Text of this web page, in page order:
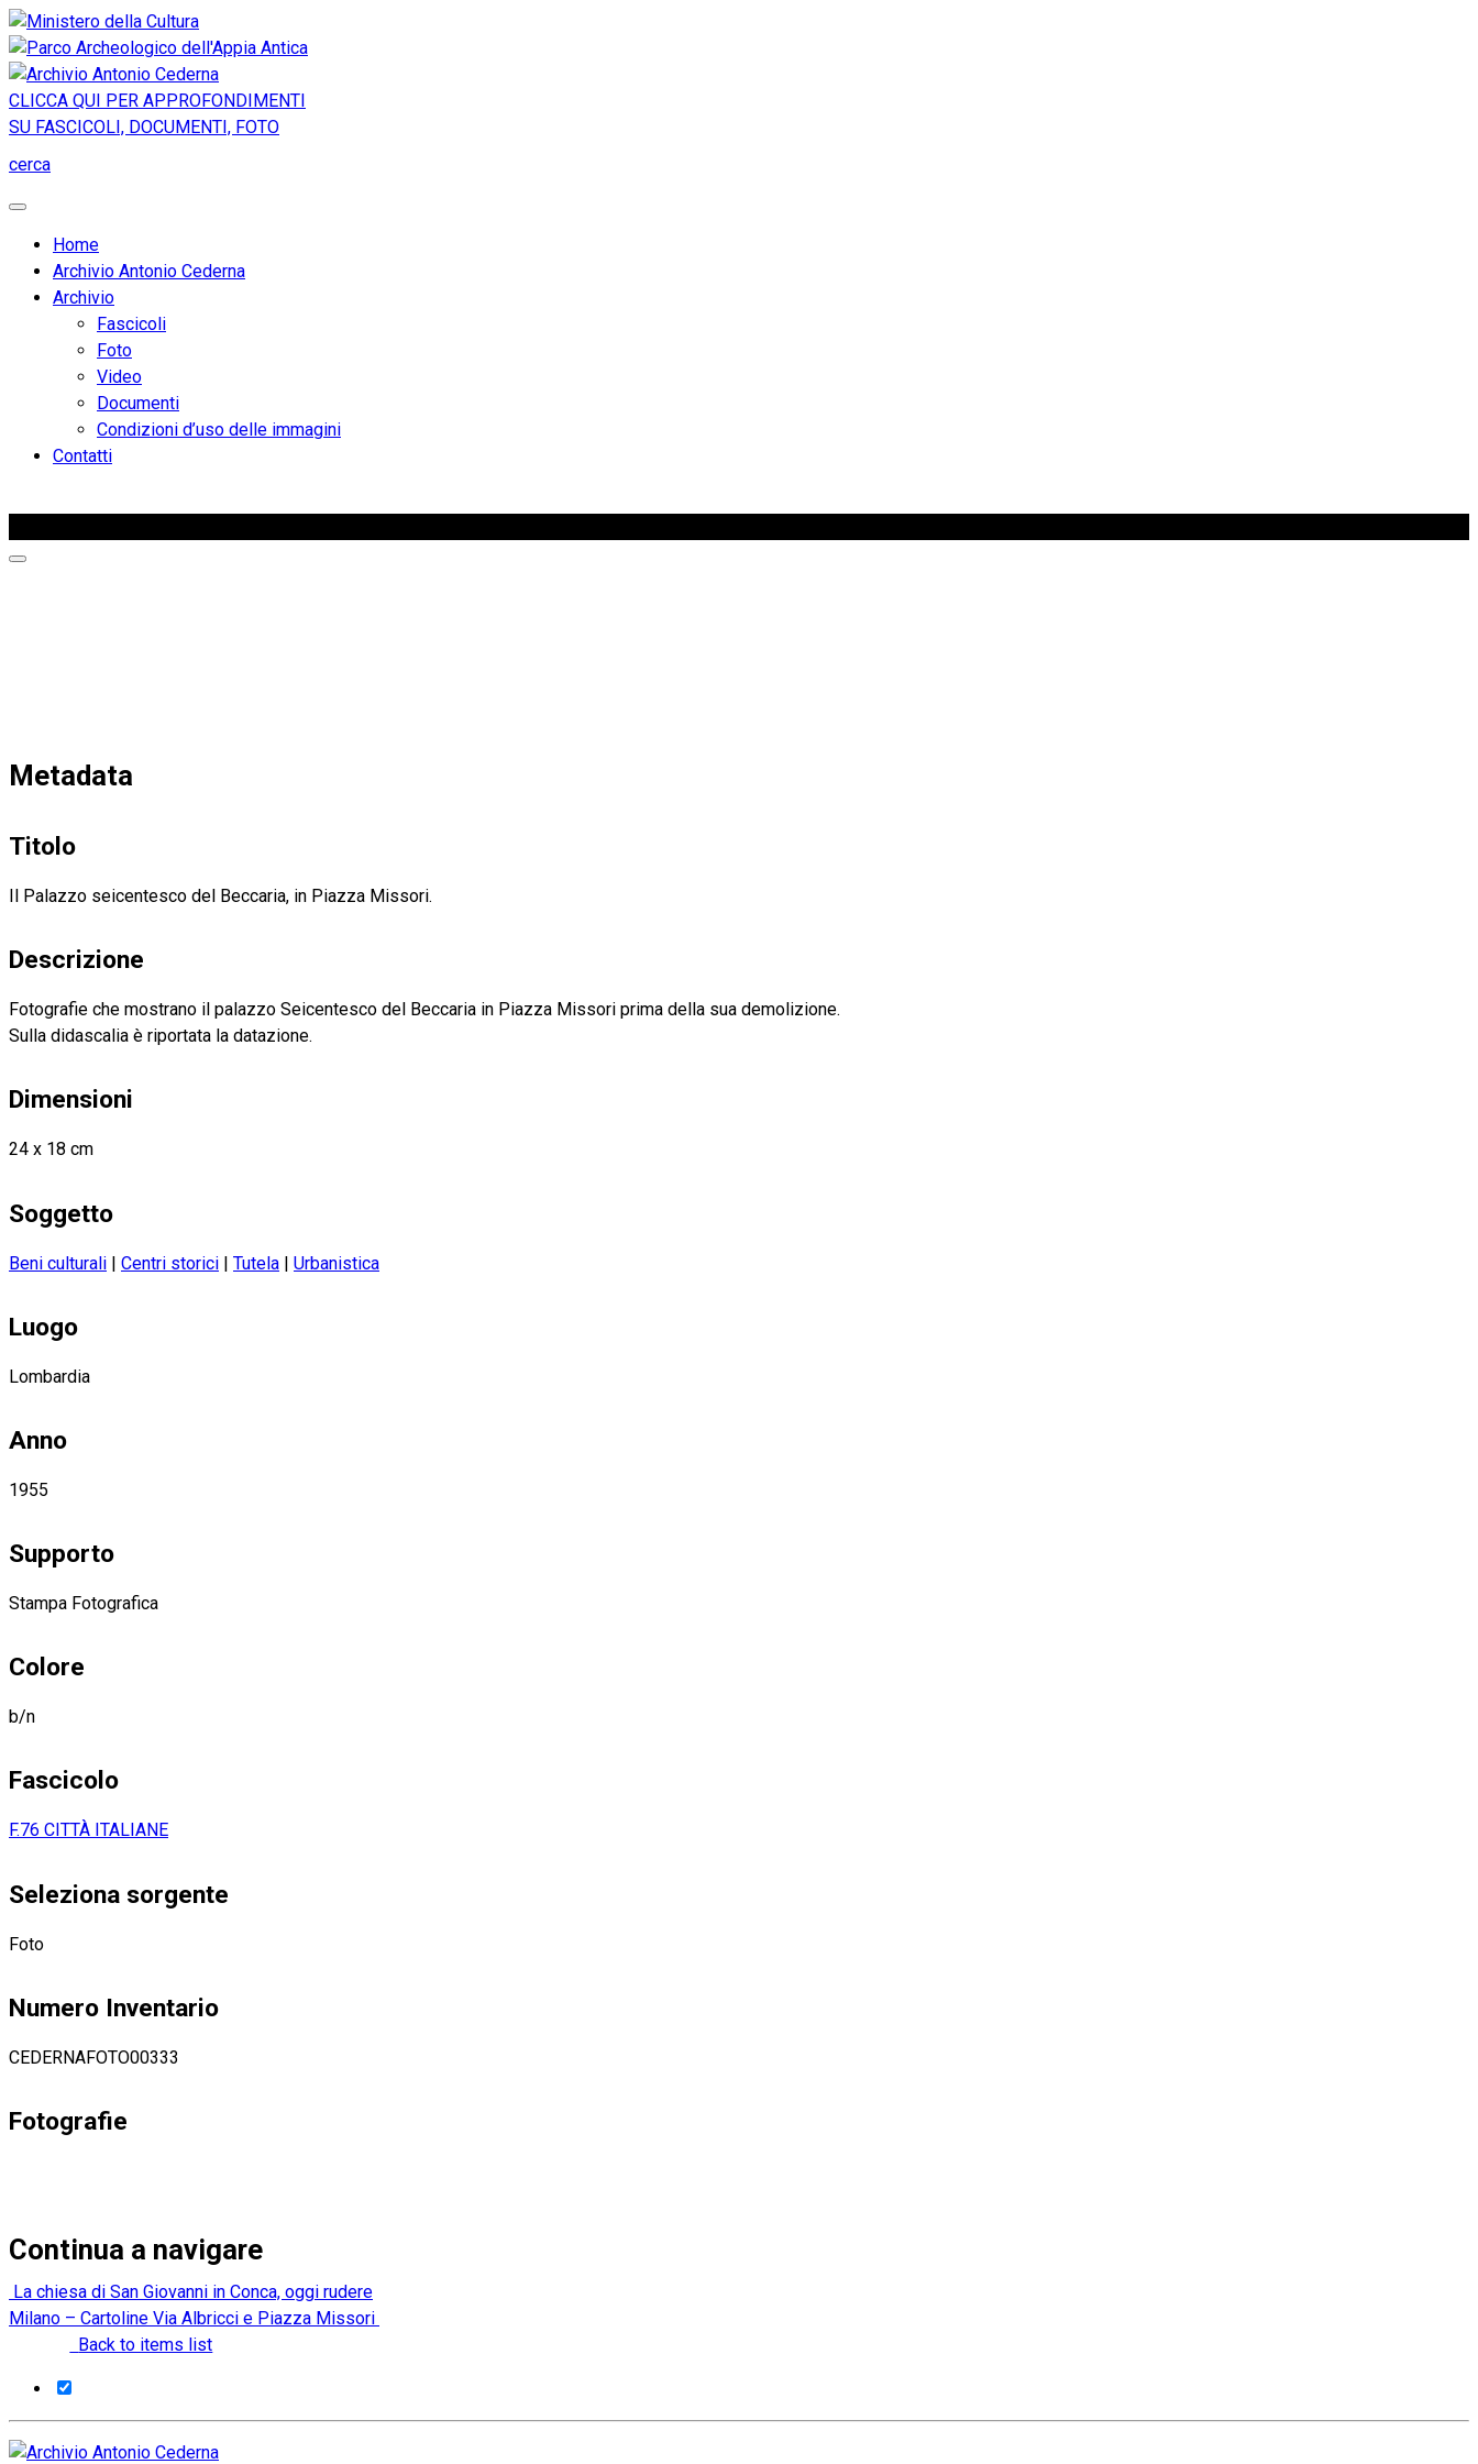
CLICCA QUI PER APPROFONDIMENTI
SU FASCICOLI, DOCUMENTI, FOTO
cerca
Home
Archivio Antonio Cederna
Archivio
Fascicoli
Foto
Video
Documenti
Condizioni d’uso delle immagini
Contatti
Metadata
Titolo
Il Palazzo seicentesco del Beccaria, in Piazza Missori.
Descrizione
Fotografie che mostrano il palazzo Seicentesco del Beccaria in Piazza Missori prima della sua demolizione.
Sulla didascalia è riportata la datazione.
Dimensioni
24 x 18 cm
Soggetto
Beni culturali | Centri storici | Tutela | Urbanistica
Luogo
Lombardia
Anno
1955
Supporto
Stampa Fotografica
Colore
b/n
Fascicolo
F.76 CITTÀ ITALIANE
Seleziona sorgente
Foto
Numero Inventario
CEDERNAFOTO00333
Fotografie
Continua a navigare
La chiesa di San Giovanni in Conca, oggi rudere
Milano – Cartoline Via Albricci e Piazza Missori
Back to items list